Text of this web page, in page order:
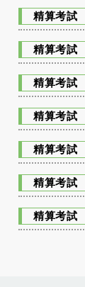
精算考試
精算考試
精算考試
精算考試
精算考試
精算考試
精算考試